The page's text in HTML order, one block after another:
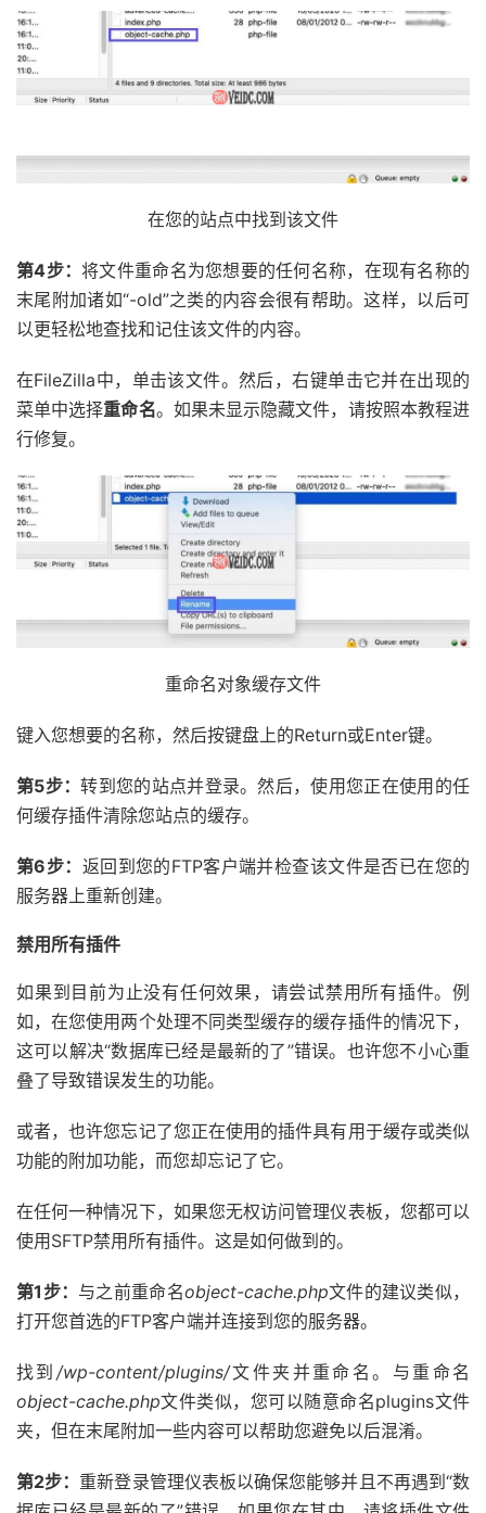
在您的站点中找到该文件
第4步：将文件重命名为您想要的任何名称，在现有名称的
末尾附加诸如“-old”之类的内容会很有帮助。这样，以后可
以更轻松地查找和记住该文件的内容。
在FileZilla中，单击该文件。然后，右键单击它并在出现的
菜单中选择重命名。如果未显示隐藏文件，请按照本教程进
行修复。
重命名对象缓存文件
键入您想要的名称，然后按键盘上的Return或Enter键。
第5步：转到您的站点并登录。然后，使用您正在使用的任
何缓存插件清除您站点的缓存。
第6步： 返回到您的FTP客户端并检查该文件是否已在您的
服务器上重新创建。
禁用所有插件
如果到目前为止没有任何效果，请尝试禁用所有插件。例
如，在您使用两个处理不同类型缓存的缓存插件的情况下，
这可以解决“数据库已经是最新的了”错误。也许您不小心重
叠了导致错误发生的功能。
或者，也许您忘记了您正在使用的插件具有用于缓存或类似
功能的附加功能，而您却忘记了它。
在任何一种情况下，如果您无权访问管理仪表板，您都可以
使用SFTP禁用所有插件。这是如何做到的。
第1步： 与之前重命名object-cache.php文件的建议类似，
打开您首选的FTP客户端并连接到您的服务器。
找到 /wp-content/plugins/文件夹并重命名。与重命名
object-cache.php文件类似，您可以随意命名plugins文件
夹，但在末尾附加一些内容可以帮助您避免以后混淆。
第2步： 重新登录管理仪表板以确保您能够并且不再遇到“数